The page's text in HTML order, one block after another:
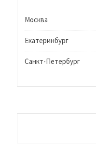
Москва
Екатеринбург
Санкт-Петербург